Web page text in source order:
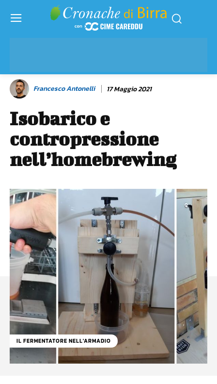
Francesco Antonelli 17 Maggio 2021
Isobarico e
contropressione
nell’homebrewing
IL FERMENTATORE NELL'ARMADIO